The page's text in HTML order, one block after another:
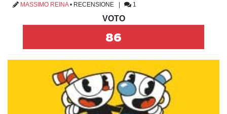
MASSIMO REINA• RECENSIONE 1
VOTO
86